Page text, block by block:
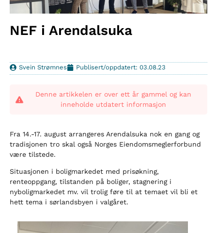
NEF i Arendalsuka
Svein Strømnes Publisert/oppdatert: 03.08.23
Denne artikkelen er over ett år gammel og kan
inneholde utdatert informasjon
Fra 14.-17. august arrangeres Arendalsuka nok en gang og
tradisjonen tro skal også Norges Eiendomsmeglerforbund
være tilstede.
Situasjonen i boligmarkedet med prisøkning,
renteoppgang, tilstanden på boliger, stagnering i
nyboligmarkedet mv. vil trolig føre til at temaet vil bli et
hett tema i sørlandsbyen i valgåret.